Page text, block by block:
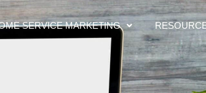
SERVICE MARKETING